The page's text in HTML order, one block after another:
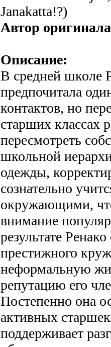
Janakatta!?)
Автор
Описание:
В средней школе
предпочитала
контактов, но
старших классах
пересмотреть
школьной
одежды,
сознательно
окружающими,
внимание
результате
престижного
неформальную
репутацию его
Постепенно она
активных
поддерживает